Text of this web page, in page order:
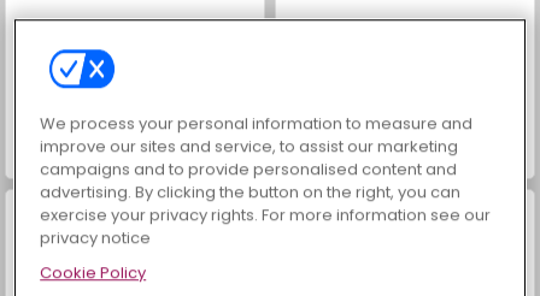
Masha and the Bear: Meadows İçecekleri Eşle
We process your personal information to measure and
improve our sites and service, to assist our marketing
campaigns and to provide personalised content and
advertising. By clicking the button on the right, you can
exercise your privacy rights. For more information see our
privacy notice
Cookie Policy